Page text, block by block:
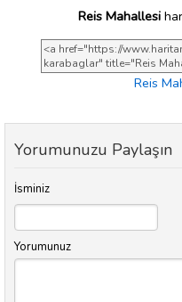
Reis Mahallesi
Reis
Yorumunuzu Paylaşın
İsminiz
Yorumunuz